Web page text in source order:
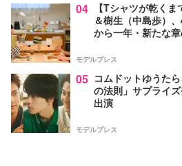
04
【Tシャツが乾くまで 第5話】咲子（蒼井
＆樹生（中島歩）
から一年・新たな
モデルプレス
05 コムドットゆうた
の法則」サプライ
出演
モデルプレス